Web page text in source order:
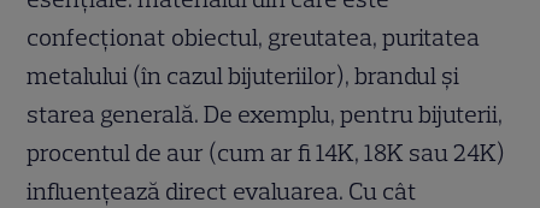
confecționat obiectul, greutatea, puritatea
metalului (în cazul bijuteriilor), brandul și
starea generală. De exemplu, pentru bijuterii,
procentul de aur (cum ar fi 14K, 18K sau 24K)
influențează direct evaluarea. Cu cât